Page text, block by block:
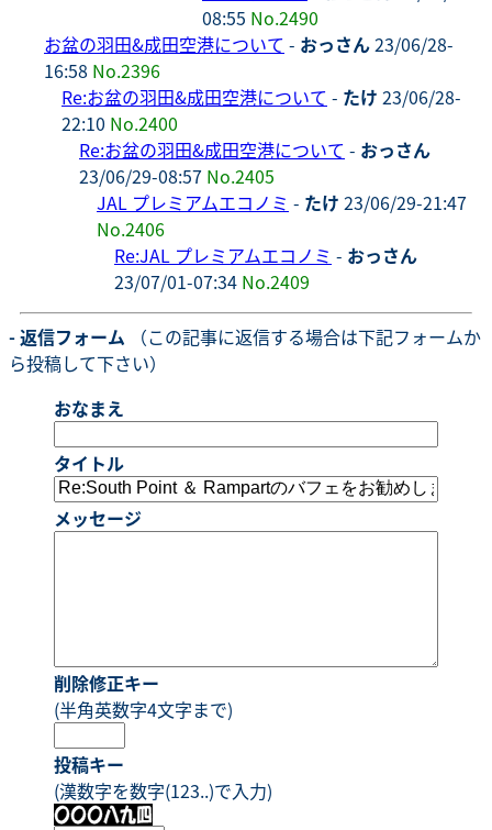
08:55 No.2490
お盆の羽田&成田空港について - おっさん23/06/28-
16:58 No.2396
Re:お盆の羽田&成田空港について - たけ 23/06/28-
22:10 No.2400
Re:お盆の羽田&成田空港について - おっさん
23/06/29-08:57 No.2405
JAL プレミアムエコノミ - たけ 23/06/29-21:47
No.2406
Re:JAL プレミアムエコノミ - おっさん
23/07/01-07:34 No.2409
- 返信フォーム （この記事に返信する場合は下記フォームか
ら投稿して下さい）
おなまえ
タイトル
メッセージ
削除修正キー
(半角英数字4文字まで)
投稿キー
(漢数字を数字(123..)で入力)